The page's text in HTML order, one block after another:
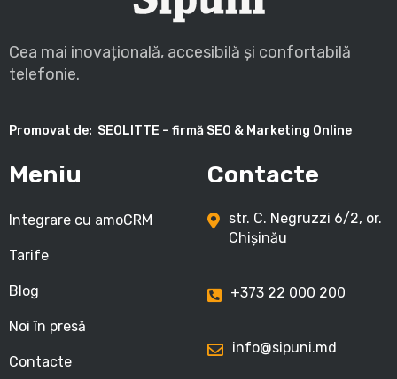
Cea mai inovațională, accesibilă și confortabilă
telefonie.
Promovat de: SEOLITTE – firmă SEO & Marketing Online
Meniu
Integrare cu amoCRM
Tarife
Blog
Noi în presă
Contacte
Contacte
str. C. Negruzzi 6/2, or.
Chișinău
+373 22 000 200
info@sipuni.md